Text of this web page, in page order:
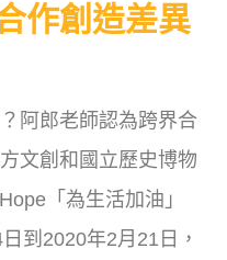
作創造差異
阿郎老師認為跨界合
文創和國立歷史博物
「為生活加油」
到2020年2月21日，